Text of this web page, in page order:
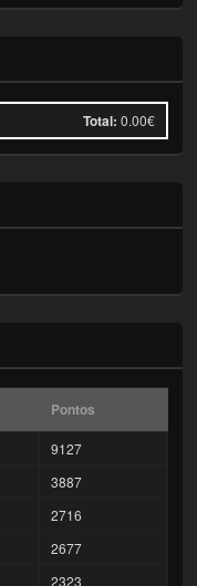
Total: 0.00€
Pontos
9127
3887
2716
2677
2323